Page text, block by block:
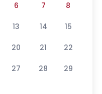
6 7 8
13 14 15
20 21 22
27 28 29